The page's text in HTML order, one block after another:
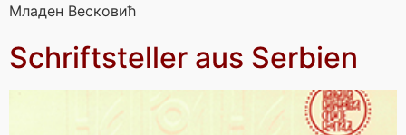
Младен Весковић
Schriftsteller aus Serbien